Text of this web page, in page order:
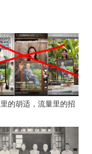
的胡适，流量里的招